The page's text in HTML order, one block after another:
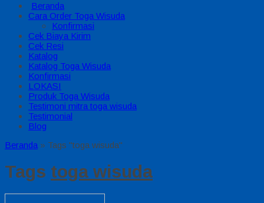
Beranda
Cara Order Toga Wisuda
Konfirmasi
Cek Biaya Kirim
Cek Resi
Katalog
Katalog Toga Wisuda
Konfirmasi
LOKASI
Produk Toga Wisuda
Testimoni mitra toga wisuda
Testimonial
Blog
Beranda » Tags "toga wisuda"
Tags toga wisuda